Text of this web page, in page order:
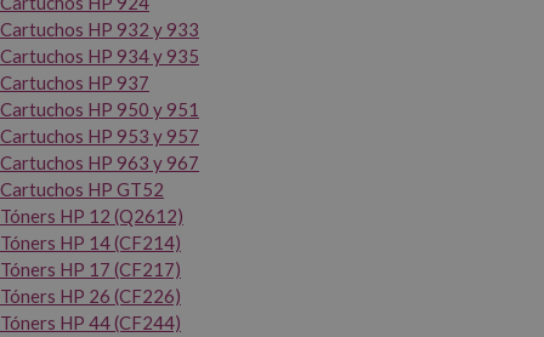
Cartuchos HP 932 y 933
Cartuchos HP 934 y 935
Cartuchos HP 937
Cartuchos HP 950 y 951
Cartuchos HP 953 y 957
Cartuchos HP 963 y 967
Cartuchos HP GT52
Tóners HP 12 (Q2612)
Tóners HP 14 (CF214)
Tóners HP 17 (CF217)
Tóners HP 26 (CF226)
Tóners HP 44 (CF244)